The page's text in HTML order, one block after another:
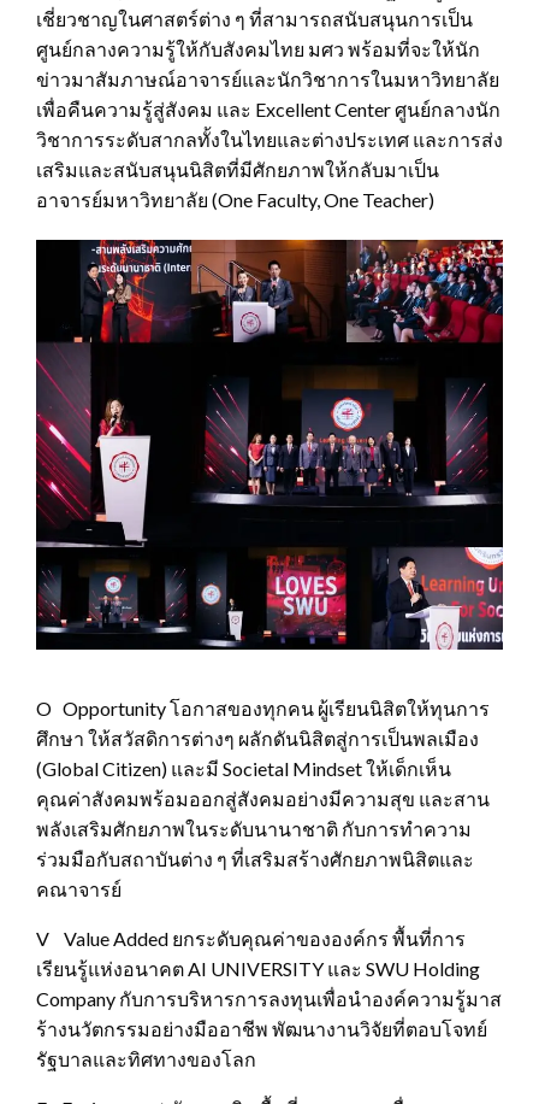
เชี่ยวชาญในศาสตร์ต่าง ๆ ที่สามารถสนับสนุนการเป็น
ศูนย์กลางความรู้ให้กับสังคมไทย มศว พร้อมที่จะให้นัก
ข่าวมาสัมภาษณ์อาจารย์และนักวิชาการในมหาวิทยาลัย
เพื่อคืนความรู้สู่สังคม และ Excellent Center ศูนย์กลางนัก
วิชาการระดับสากลทั้งในไทยและต่างประเทศ และการส่ง
เสริมและสนับสนุนนิสิตที่มีศักยภาพให้กลับมาเป็น
อาจารย์มหาวิทยาลัย (One Faculty, One Teacher)
O Opportunity โอกาสของทุกคน ผู้เรียนนิสิตให้ทุนการ
ศึกษา ให้สวัสดิการต่างๆ ผลักดันนิสิตสู่การเป็นพลเมือง
(Global Citizen) และมี Societal Mindset ให้เด็กเห็น
คุณค่าสังคมพร้อมออกสู่สังคมอย่างมีความสุข และสาน
พลังเสริมศักยภาพในระดับนานาชาติ กับการทำความ
ร่วมมือกับสถาบันต่าง ๆ ที่เสริมสร้างศักยภาพนิสิตและ
คณาจารย์
V Value Added ยกระดับคุณค่าขององค์กร พื้นที่การ
เรียนรู้แห่งอนาคต AI UNIVERSITY และ SWU Holding
Company กับการบริหารการลงทุนเพื่อนำองค์ความรู้มาส
ร้างนวัตกรรมอย่างมืออาชีพ พัฒนางานวิจัยที่ตอบโจทย์
รัฐบาลและทิศทางของโลก